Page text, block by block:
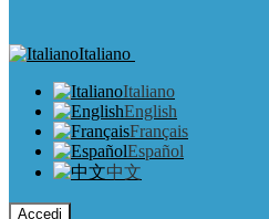
Italiano
Italiano
English
Français
Español
中文
Accedi